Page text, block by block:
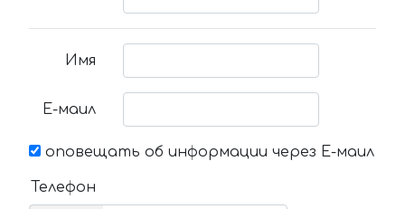
Имя
Е-маил
оповещать об информации через Е-маил
Телефон